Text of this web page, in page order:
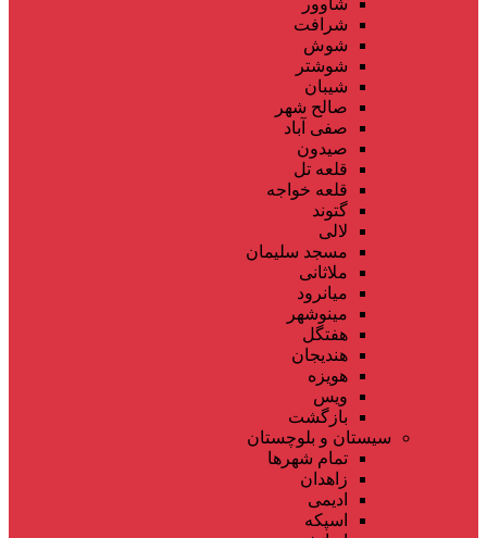
شرافت
شوش
شوشتر
شیبان
صالح شهر
صفی آباد
صیدون
قلعه تل
قلعه خواجه
گتوند
لالی
مسجد سلیمان
ملاثانی
میانرود
مینوشهر
هفتگل
هندیجان
هویزه
ویس
بازگشت
سیستان و بلوچستان
تمام شهر‌ها
زاهدان
ادیمی
اسپکه